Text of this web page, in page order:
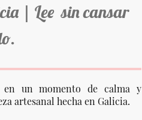
| Lee sin cansar
un momento de calma y
artesanal hecha en Galicia.